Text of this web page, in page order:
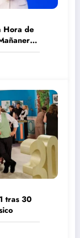
Hora de
tras 30